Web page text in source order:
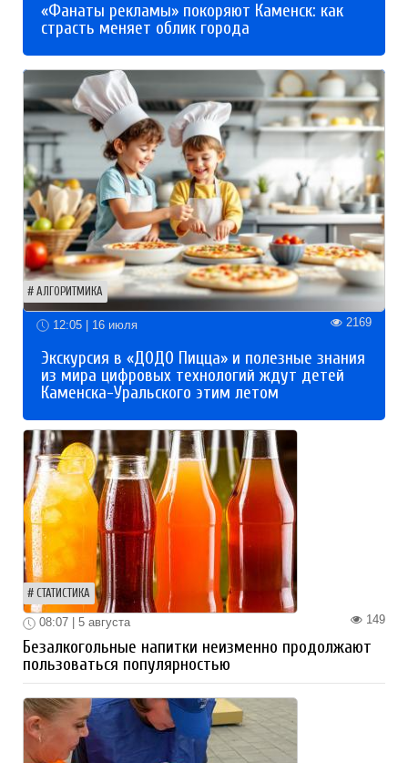
«Фанаты рекламы» покоряют Каменск: как
страсть меняет облик города
АЛГОРИТМИКА
12:05 | 16 июля 2169
Экскурсия в «ДОДО Пицца» и полезные знания
из мира цифровых технологий ждут детей
Каменска-Уральского этим летом
СТАТИСТИКА
149
08:07 | 5 августа
Безалкогольные напитки неизменно продолжают
пользоваться популярностью